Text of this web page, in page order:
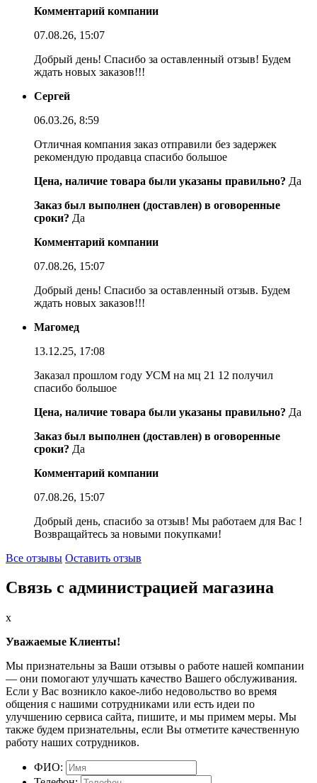
Комментарий компании
07.08.26, 15:07
Добрый день! Спасибо за оставленный отзыв! Будем
ждать новых заказов!!!
Сергей
06.03.26, 8:59
Отличная компания заказ отправили без задержек
рекомендую продавца спасибо большое
Цена, наличие товара были указаны правильно? Да
Заказ был выполнен (доставлен) в оговоренные
сроки? Да
Комментарий компании
07.08.26, 15:07
Добрый день! Спасибо за оставленный отзыв. Будем
ждать новых заказов!!!
Магомед
13.12.25, 17:08
Заказал прошлом году УСМ на мц 21 12 получил
спасибо большое
Цена, наличие товара были указаны правильно? Да
Заказ был выполнен (доставлен) в оговоренные
сроки? Да
Комментарий компании
07.08.26, 15:07
Добрый день, спасибо за отзыв! Мы работаем для Вас !
Возвращайтесь за новыми покупками!
Все отзывы Оставить отзыв
Связь с администрацией магазина
x
Уважаемые Клиенты!
Мы признательны за Ваши отзывы о работе нашей компании
— они помогают улучшать качество Вашего обслуживания.
Если у Вас возникло какое-либо недовольство во время
общения с нашими сотрудниками или есть идеи по
улучшению сервиса сайта, пишите, и мы примем меры. Мы
также будем признательны, если Вы отметите качественную
работу наших сотрудников.
ФИО: